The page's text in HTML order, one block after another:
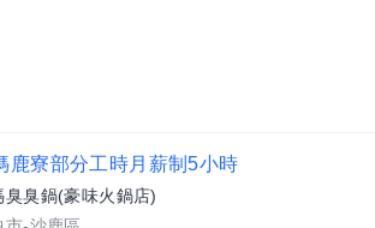
鹿寮部分工時月薪制5小時
臭臭鍋(豪味火鍋店)